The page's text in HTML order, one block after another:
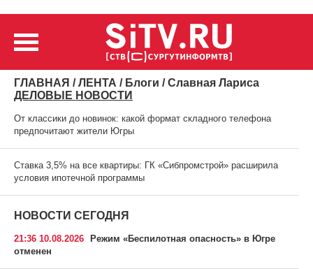
ГЛАВНАЯ /ЛЕНТА / Блоги / Славная Лариса
ДЕЛОВЫЕ НОВОСТИ
От классики до новинок: какой формат складного телефона
предпочитают жители Югры
Ставка 3,5% на все квартиры: ГК «Сибпромстрой» расширила
условия ипотечной программы
НОВОСТИ СЕГОДНЯ
21:36 10.08.2026
Режим «Беспилотная опасность» в Югре
отменен